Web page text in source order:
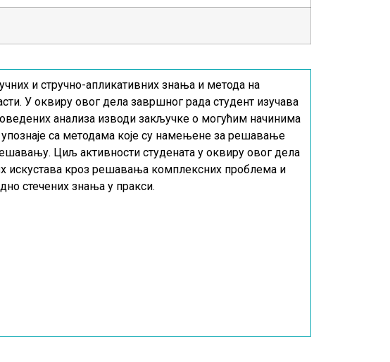
и стручно-апликативних знања и метода на
У оквиру овог дела завршног рада студент изучава
анализа изводи закључке о могућим начинима
са методама које су намењене за решавање
Циљ активности студената у оквиру овог дела
искустава кроз решавања комплексних проблема и
стечених знања у пракси.